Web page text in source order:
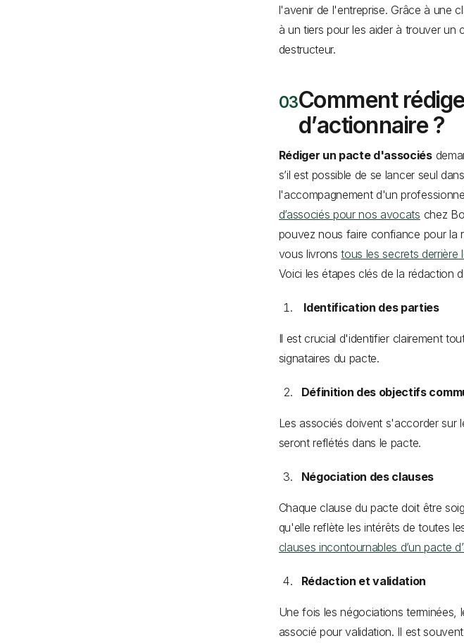
l'avenir de l'entreprise. Grâce à une
à un tiers pour les aider à trouver un
destructeur.
Comment
d’actionnaire ?
Rédiger un pacte d'associés
s’il est possible de se lancer seul
l'accompagnement d'un
d’associés pour nos avocats chez
pouvez nous faire confiance pour la
vous livronstous les secrets derrière
Voici les étapes clés de la rédaction
Identification des parties
Il est crucial d'identifier clairement
signataires du pacte.
Définition des objectifs
Les associés doivent s'accorder sur
seront reflétés dans le pacte.
Négociation des clauses
Chaque clause du pacte doit être
qu'elle reflète les intérêts de toutes
clauses incontournables d’un pacte
Rédaction et validation
Une fois les négociations terminées,
associé pour validation. Il est